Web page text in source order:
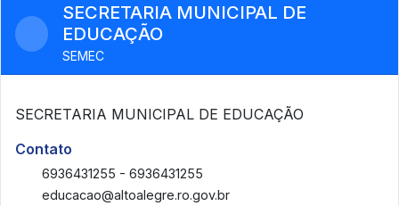
SECRETARIA MUNICIPAL DE
EDUCAÇÃO
SEMEC
SECRETARIA MUNICIPAL DE EDUCAÇÃO
Contato
6936431255 - 6936431255
educacao@altoalegre.ro.gov.br